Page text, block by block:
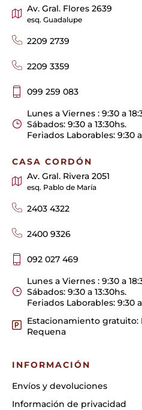
Av. Gral. Flores 2639
esq. Guadalupe
2209 2739
2209 3359
099 259 083
Lunes a Viernes : 9:30 a
Sábados: 9:30 a 13:30hs.
Feriados Laborables: 9:30 a
CASA CORDÓN
Av. Gral. Rivera 2051
esq. Pablo de María
2403 4322
2400 9326
092 027 469
Lunes a Viernes : 9:30 a
Sábados: 9:30 a 13:30hs.
Feriados Laborables: 9:30 a
Estacionamiento gratuito:
Requena
INFORMACIÓN
Envíos y devoluciones
Información de privacidad